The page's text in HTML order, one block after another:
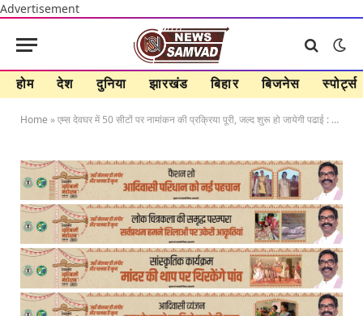
Advertisement
होम देश दुनिया झारखंड बिहार बिजनेस स्पोर्ट्स
Home »एम्स देवघर में 50 सीटों पर नामांकन की प्रक्रिया पूरी, जल्द शुरू हो जायेगी पढाई : उपायुक्त